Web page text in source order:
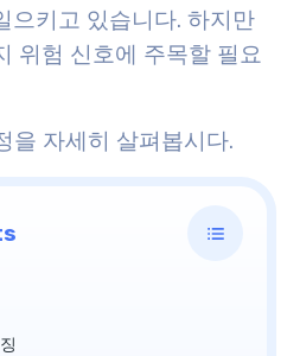
으키고 있습니다. 하지만
위험 신호에 주목할 필요
을 자세히 살펴봅시다.